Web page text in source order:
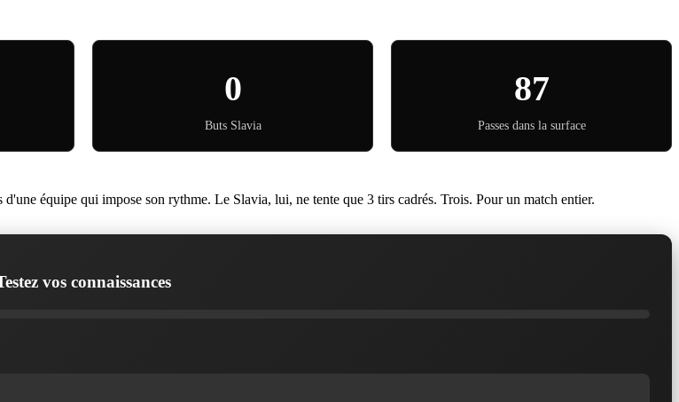
0
Buts Slavia
87
Passes dans la surface
équipe qui impose son rythme. Le Slavia, lui, ne tente que 3 tirs cadrés. Trois. Pour un match entier.
vos connaissances